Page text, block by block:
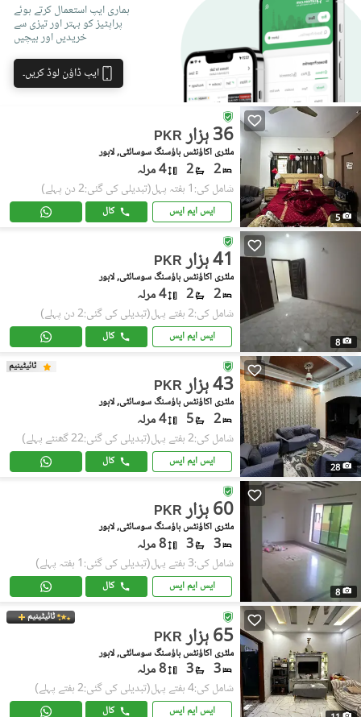
ہماری ایپ استعمال کرتے ہوئے
پراپٹیز کو بہتر اور تیزی سے
خریدیں اور بیچیں
ایپ ڈاؤن لوڈ کریں۔
5
PKR 36 ہزار
ملٹری اکاؤنٹس ہاؤسنگ سوسائٹی, لاہور
2
2 4 مرلہ
شامل کی:1 ہفتہ پہل (تبدیلی کی گئی:2 دن پہلے)
ایس ایم ایس کال
8
PKR 41 ہزار
ملٹری اکاؤنٹس ہاؤسنگ سوسائٹی, لاہور
2
2 4 مرلہ
شامل کی:2 ہفتے پہل (تبدیلی کی گئی:2 دن پہلے)
ایس ایم ایس کال
28
ٹائیٹینیم
PKR 43 ہزار
ملٹری اکاؤنٹس ہاؤسنگ سوسائٹی, لاہور
2
5 4 مرلہ
شامل کی:2 ہفتے پہل (تبدیلی کی گئی:22 گھنٹے پہلے)
ایس ایم ایس کال
8
PKR 60 ہزار
ملٹری اکاؤنٹس ہاؤسنگ سوسائٹی, لاہور
3
3 8 مرلہ
شامل کی:3 ہفتے پہل (تبدیلی کی گئی:1 ہفتہ پہلے)
ایس ایم ایس کال
ٹائیٹینیم
PKR 65 ہزار
ملٹری اکاؤنٹس ہاؤسنگ سوسائٹی, لاہور
3
3 8 مرلہ
شامل کی:4 ہفتے پہل (تبدیلی کی گئی:2 ہفتے پہلے)
ایس ایم ایس کال